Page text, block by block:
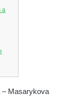
a
– Masarykova